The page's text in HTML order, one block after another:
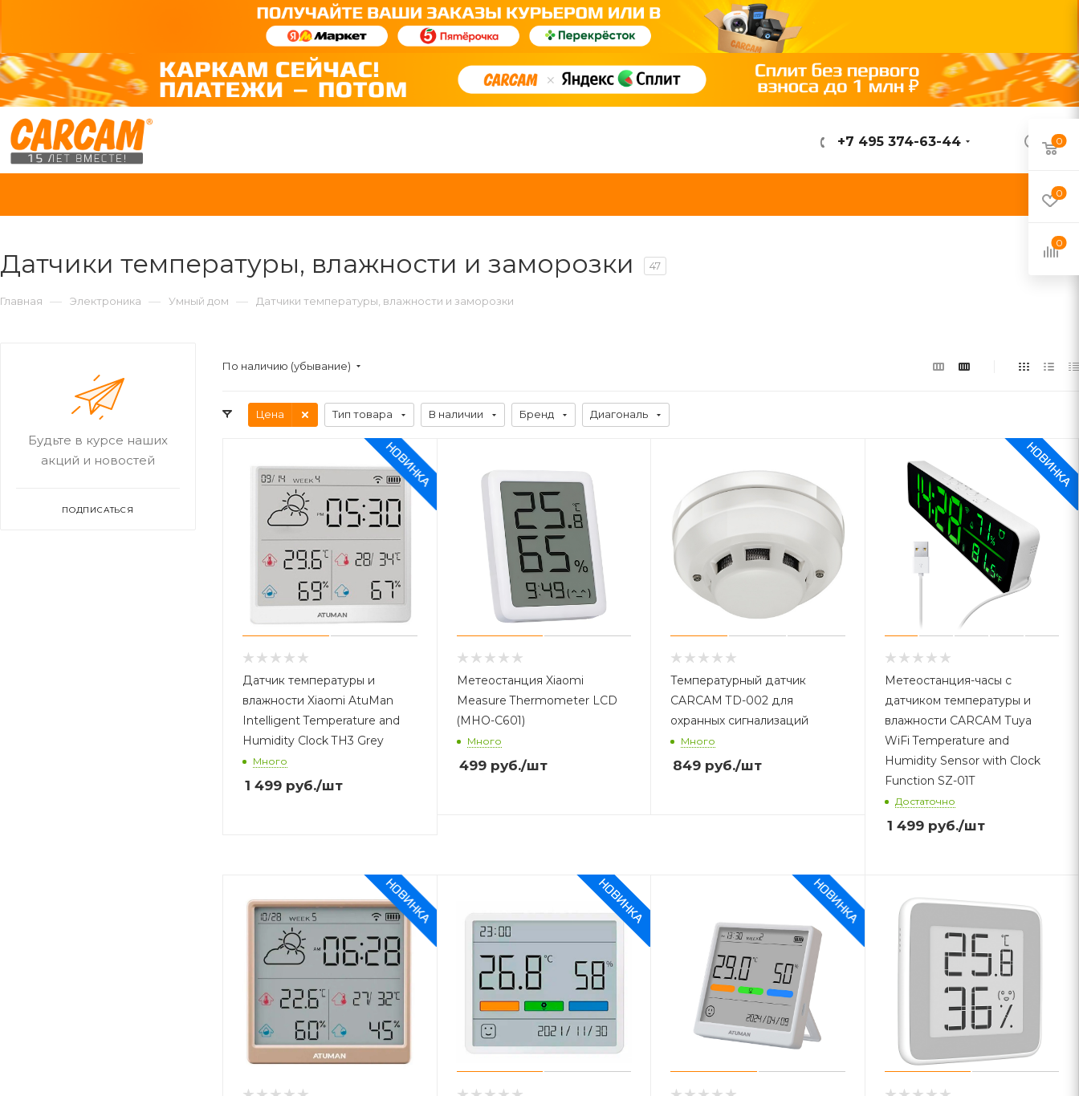
ВОЙТИ
+7 495 374-63-44
Датчики температуры, влажности и заморозки 47
Главная — Электроника — Умный дом — Датчики температуры, влажности и заморозки
По наличию (убывание)
Цена Тип товара В наличии Бренд Диагональ
Датчик температуры и
влажности Xiaomi AtuMan
Intelligent Temperature and
Humidity Clock TH3 Grey
Много
1 499 руб./шт
Метеостанция Xiaomi
Measure Thermometer LCD
(MHO-C601)
Много
499руб./шт
Температурный датчик
CARCAM TD-002 для
охранных сигнализаций
Много
849 руб./шт
Метеостанция-часы с
датчиком температуры и
влажности CARCAM Tuya
WiFi Temperature and
Humidity Sensor with Clock
Function SZ-01T
Достаточно
1 499руб./шт
Будьте в курсе наших
акций и новостей
ПОДПИСАТЬСЯ
0
0
0